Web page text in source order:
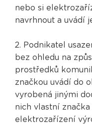
nebo si
navrhnout a uvádí
2. Podnikatel
bez ohledu na
prostředků
značkou uvádí do
vyrobená jinými
nich vlastní
elektrozařízení